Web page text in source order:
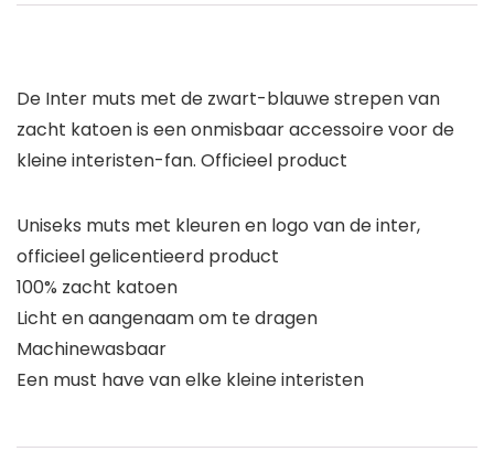
De Inter muts met de zwart-blauwe strepen van
zacht katoen is een onmisbaar accessoire voor de
kleine interisten-fan. Officieel product
Uniseks muts met kleuren en logo van de inter,
officieel gelicentieerd product
100% zacht katoen
Licht en aangenaam om te dragen
Machinewasbaar
Een must have van elke kleine interisten